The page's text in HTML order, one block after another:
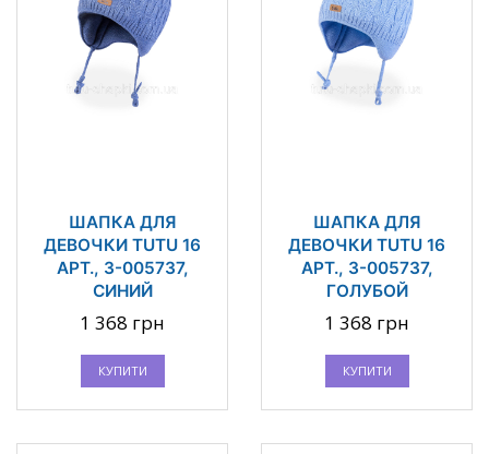
ШАПКА ДЛЯ
ДЕВОЧКИ TUTU 16
АРТ., 3-005737,
СИНИЙ
1 368 грн
КУПИТИ
ШАПКА ДЛЯ
ДЕВОЧКИ TUTU 16
АРТ., 3-005737,
ГОЛУБОЙ
1 368 грн
КУПИТИ